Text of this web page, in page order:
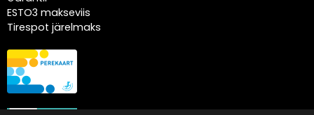
ESTO3 makseviis
Tirespot järelmaks